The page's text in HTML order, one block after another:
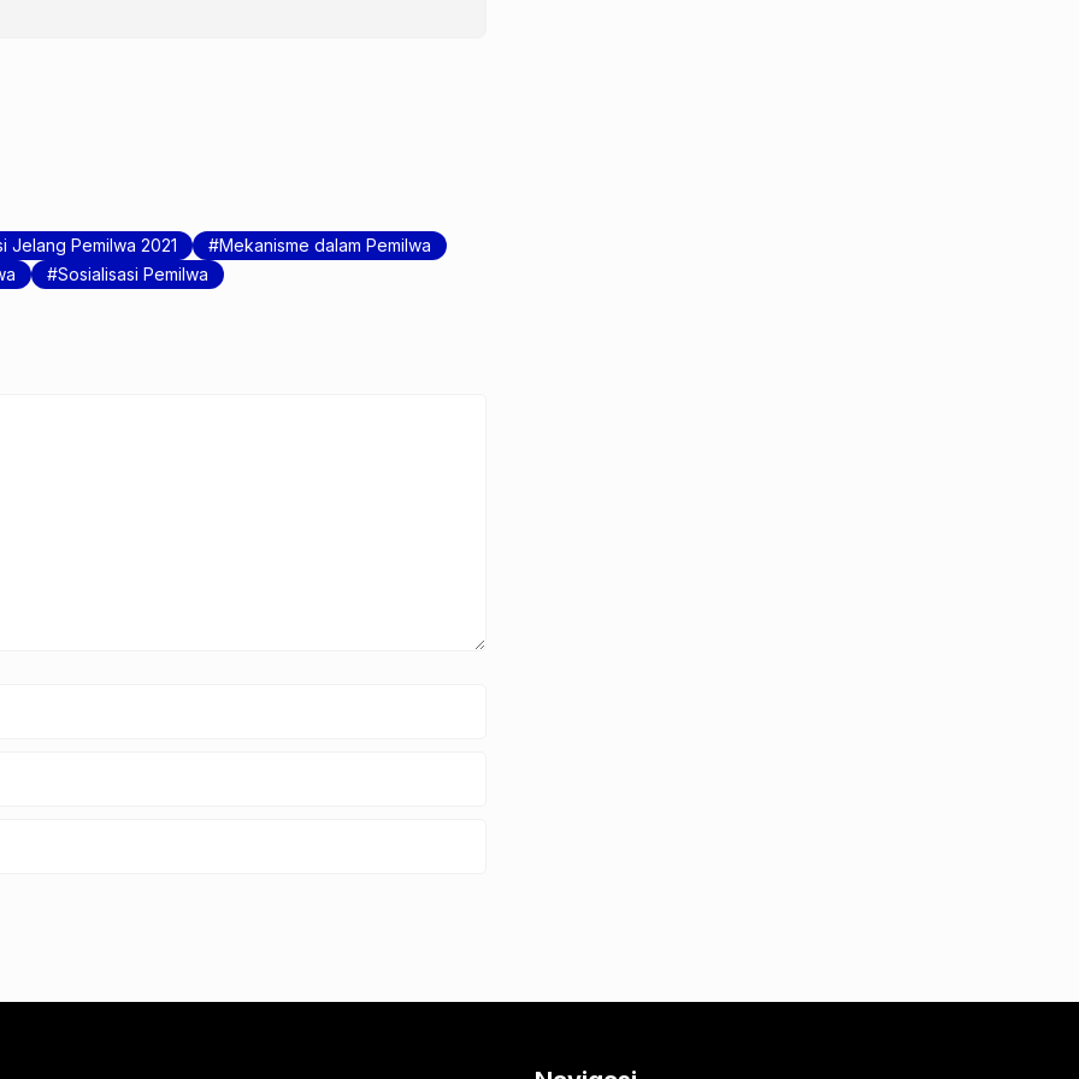
Jelang Pemilwa 2021
Mekanisme dalam Pemilwa
Sosialisasi Pemilwa